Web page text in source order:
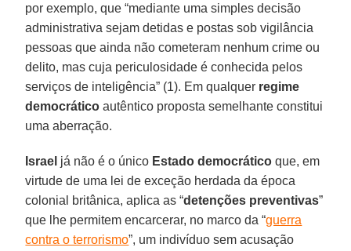
por exemplo, que “mediante uma simples decisão
administrativa sejam detidas e postas sob vigilância
pessoas que ainda não cometeram nenhum crime ou
delito, mas cuja periculosidade é conhecida pelos
serviços de inteligência” (1). Em qualquer regime
democrático autêntico proposta semelhante constitui
uma aberração.
Israel já não é o único Estado democrático que, em
virtude de uma lei de exceção herdada da época
colonial britânica, aplica as “detenções preventivas”
que lhe permitem encarcerar, no marco da “guerra
contra o terrorismo”, um indivíduo sem acusação